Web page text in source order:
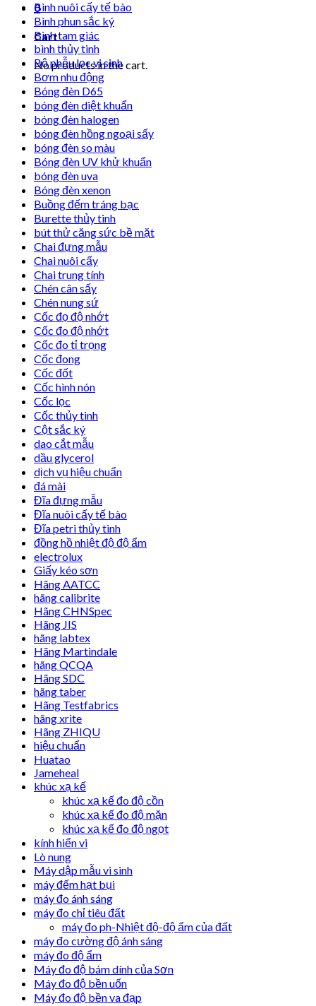
0
Cart
No products in the cart.
Bình nuôi cấy tế bào
Bình phun sắc ký
Bình tam giác
bình thủy tinh
Bộ phễu lọc vi sinh
Bơm nhu động
Bóng đèn D65
bóng đèn diệt khuẩn
bóng đèn halogen
bóng đèn hồng ngoại sấy
bóng đèn so màu
Bóng đèn UV khử khuẩn
bóng đèn uva
Bóng đèn xenon
Buồng đếm tráng bạc
Burette thủy tinh
bút thử căng sức bề mặt
Chai đựng mẫu
Chai nuôi cấy
Chai trung tính
Chén cân sấy
Chén nung sứ
Cốc đọ độ nhớt
Cốc đo độ nhớt
Cốc đo tỉ trọng
Cốc đong
Cốc đốt
Cốc hình nón
Cốc lọc
Cốc thủy tinh
Cột sắc ký
dao cắt mẫu
dầu glycerol
dịch vụ hiệu chuẩn
đá mài
Đĩa đựng mẫu
Đĩa nuôi cấy tế bào
Đĩa petri thủy tinh
đồng hồ nhiệt độ độ ẩm
electrolux
Giấy kéo sơn
Hãng AATCC
hãng calibrite
Hãng CHNSpec
Hãng JIS
hãng labtex
Hãng Martindale
hãng QCQA
Hãng SDC
hãng taber
Hãng Testfabrics
hãng xrite
Hãng ZHIQU
hiệu chuẩn
Huatao
Jameheal
khúc xạ kế
khúc xạ kế đo độ cồn
khúc xạ kế đo độ mặn
khúc xạ kế đo độ ngọt
kính hiển vi
Lò nung
Máy dập mẫu vi sinh
máy đếm hạt bụi
máy đo ánh sáng
máy đo chỉ tiêu đất
máy đo ph-Nhiệt độ-độ ẩm của đất
máy đo cường độ ánh sáng
máy đo độ ẩm
Máy đo độ bám dính của Sơn
Máy đo độ bền uốn
Máy đo độ bền va đạp